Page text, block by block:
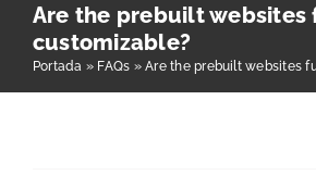
Grupo Iberland
Are the prebuilt websites
customizable?
Portada » FAQs »Are the prebuilt websites